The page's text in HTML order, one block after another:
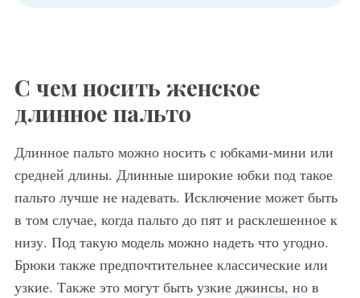
С чем носить женское
длинное пальто
Длинное пальто можно носить с юбками-мини или
средней длины. Длинные широкие юбки под такое
пальто лучше не надевать. Исключение может быть
в том случае, когда пальто до пят и расклешенное к
низу. Под такую модель можно надеть что угодно.
Брюки также предпочтительнее классические или
узкие. Также это могут быть узкие джинсы, но в